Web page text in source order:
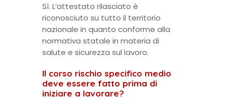
Sì. L’attestato rilasciato è
riconosciuto su tutto il territorio
nazionale in quanto conforme alla
normativa statale in materia di
salute e sicurezza sul lavoro.
Il corso rischio specifico medio
deve essere fatto prima di
iniziare a lavorare?